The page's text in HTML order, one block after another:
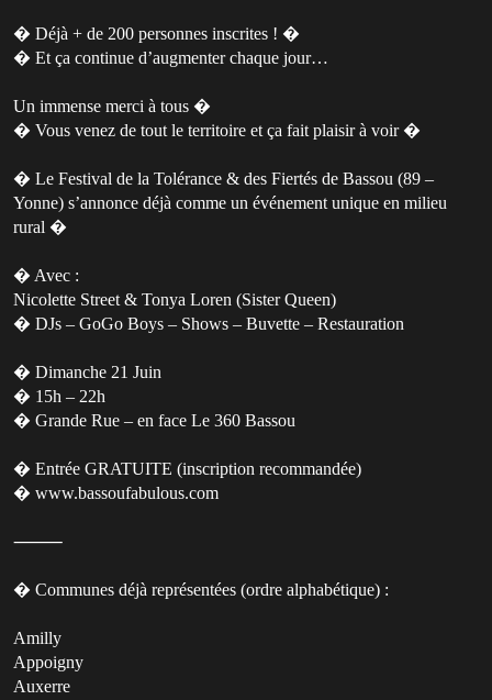
� Déjà + de 200 personnes inscrites ! �
� Et ça continue d’augmenter chaque jour…
Un immense merci à tous �
� Vous venez de tout le territoire et ça fait plaisir à voir �
� Le Festival de la Tolérance & des Fiertés de Bassou (89 –
Yonne) s’annonce déjà comme un événement unique en milieu
rural �
� Avec :
Nicolette Street & Tonya Loren (Sister Queen)
� DJs – GoGo Boys – Shows – Buvette – Restauration
� Dimanche 21 Juin
� 15h – 22h
� Grande Rue – en face Le 360 Bassou
� Entrée GRATUITE (inscription recommandée)
� www.bassoufabulous.com
⸻
� Communes déjà représentées (ordre alphabétique) :
Amilly
Appoigny
Auxerre